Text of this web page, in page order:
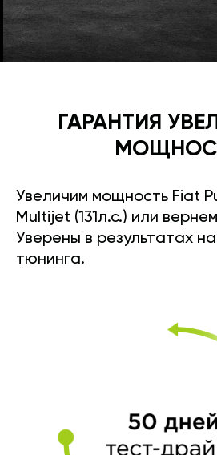
ГАРАНТИЯ
Увеличим мощность Fiat
Multijet (131л.с.) или
Уверены в результатах
тюнинга.